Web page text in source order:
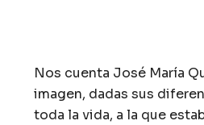
Nos cuenta José María
imagen, dadas sus
toda la vida, a la que